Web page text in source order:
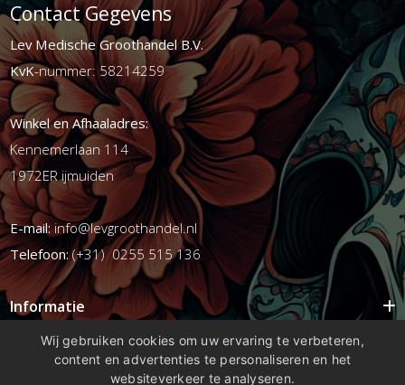
Contact Gegevens
Lev Medische Groothandel B.V.
KvK-nummer: 58214259
Winkel en Afhaaladres:
Kennemerlaan 114
1972ER ijmuiden
E-mail:info@levgroothandel.nl
Telefoon:(+31) 0255 515 136
Informatie
Mijn account
Wij gebruiken cookies om uw ervaring te verbeteren,
content en advertenties te personaliseren en het
websiteverkeer te analyseren.